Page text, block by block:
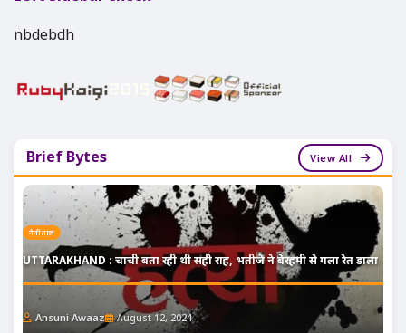
nbdebdh
Brief Bytes View All
नैनीताल
UTTARAKHAND : चाची बता रही थी सही राह, भतीजे ने बेरहमी से गला रेत डाला
Ansuni Awaaz August 12, 2024